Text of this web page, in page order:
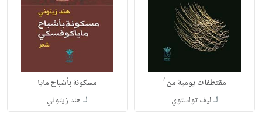
مقتطفات يومية من أ
لـ ليف تولستوي
مسكونة بأشباح مايا
لـ هند زيتوني